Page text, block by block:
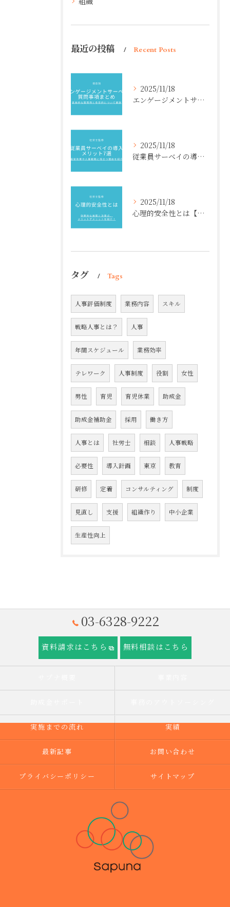
最近の投稿 Recent Posts
2025/11/18
エンゲージメントサーベイ質問事項まとめ【項目別】具体的な質問例と各目的について解説
2025/11/18
従業員サーベイの導入メリット7選【社労士監修】経営効果や人事戦略に役立つ理由を紹介
2025/11/18
心理的安全性とは【社労士監修】効果的な施策と注意点、メリットデメリットを紹介！
タグ Tags
人事評価制度 業務内容 スキル
戦略人事とは？ 人事
年間スケジュール 業務効率
テレワーク 人事制度 役割 女性
男性 育児 育児休業 助成金
助成金補助金 採用 働き方
人事とは 社労士 相談 人事戦略
必要性 導入計画 東京 教育
研修 定着 コンサルティング 制度
見直し 支援 組織作り 中小企業
生産性向上
03-6328-9222
資料請求はこちら 無料相談はこちら
実施までの流れ 実績
最新記事 お問い合わせ
プライバシーポリシー サイトマップ